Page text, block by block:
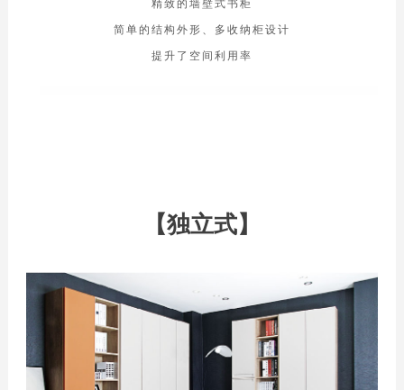
精致的墙壁式书柜
简单的结构外形、多收纳柜设计
提升了空间利用率
【独立式】